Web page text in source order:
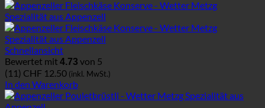
Schnellansicht
Bewertet mit 4.73 von 5
(11) CHF 12.50 (inkl. MwSt.)
In den Warenkorb